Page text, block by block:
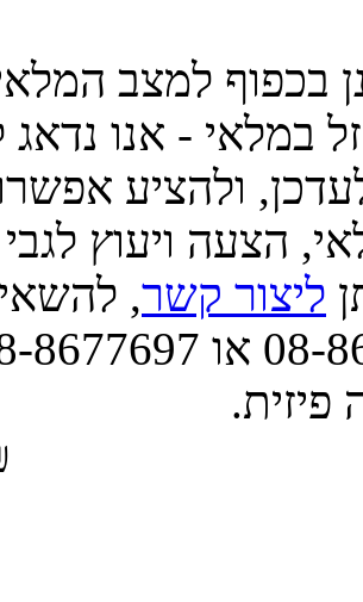
בכפוף למצב
במלאי - אנו נדאג
ולהציע
הצעה ויעוץ
ליצור קשר,
פיזית.